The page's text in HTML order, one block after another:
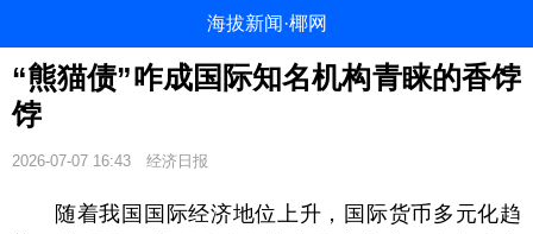
海拔新闻·椰网
“熊猫债”咋成国际知名机构青睐的香饽
饽
2026-07-07 16:43 经济日报
随着我国国际经济地位上升，国际货币多元化趋